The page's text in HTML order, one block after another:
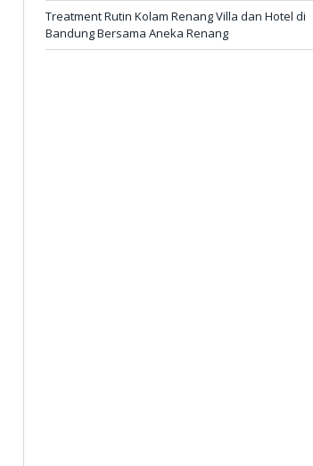
Treatment Rutin Kolam Renang Villa dan Hotel di
Bandung Bersama Aneka Renang